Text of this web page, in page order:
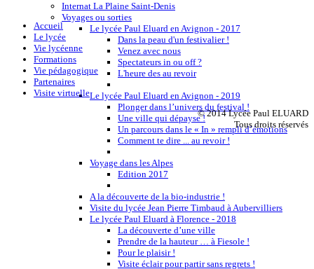
Internat La Plaine Saint-Denis
Voyages ou sorties
Le lycée Paul Eluard en Avignon - 2017
Dans la peau d'un festivalier !
Venez avec nous
Spectateurs in ou off ?
L'heure des au revoir
Le lycée Paul Eluard en Avignon - 2019
Plonger dans l’univers du festival !
Une ville qui dépayse !
Un parcours dans le « In » rempli d’émotions
Comment te dire ... au revoir !
Voyage dans les Alpes
Edition 2017
A la découverte de la bio-industrie !
Visite du lycée Jean Pierre Timbaud à Aubervilliers
Le lycée Paul Eluard à Florence - 2018
La découverte d’une ville
Prendre de la hauteur … à Fiesole !
Pour le plaisir !
Visite éclair pour partir sans regrets !
Accueil
Le lycée
Vie lycéenne
Formations
Vie pédagogique
Partenaires
Visite virtuelle
© 2014 Lycée Paul ELUARD
Tous droits réservés